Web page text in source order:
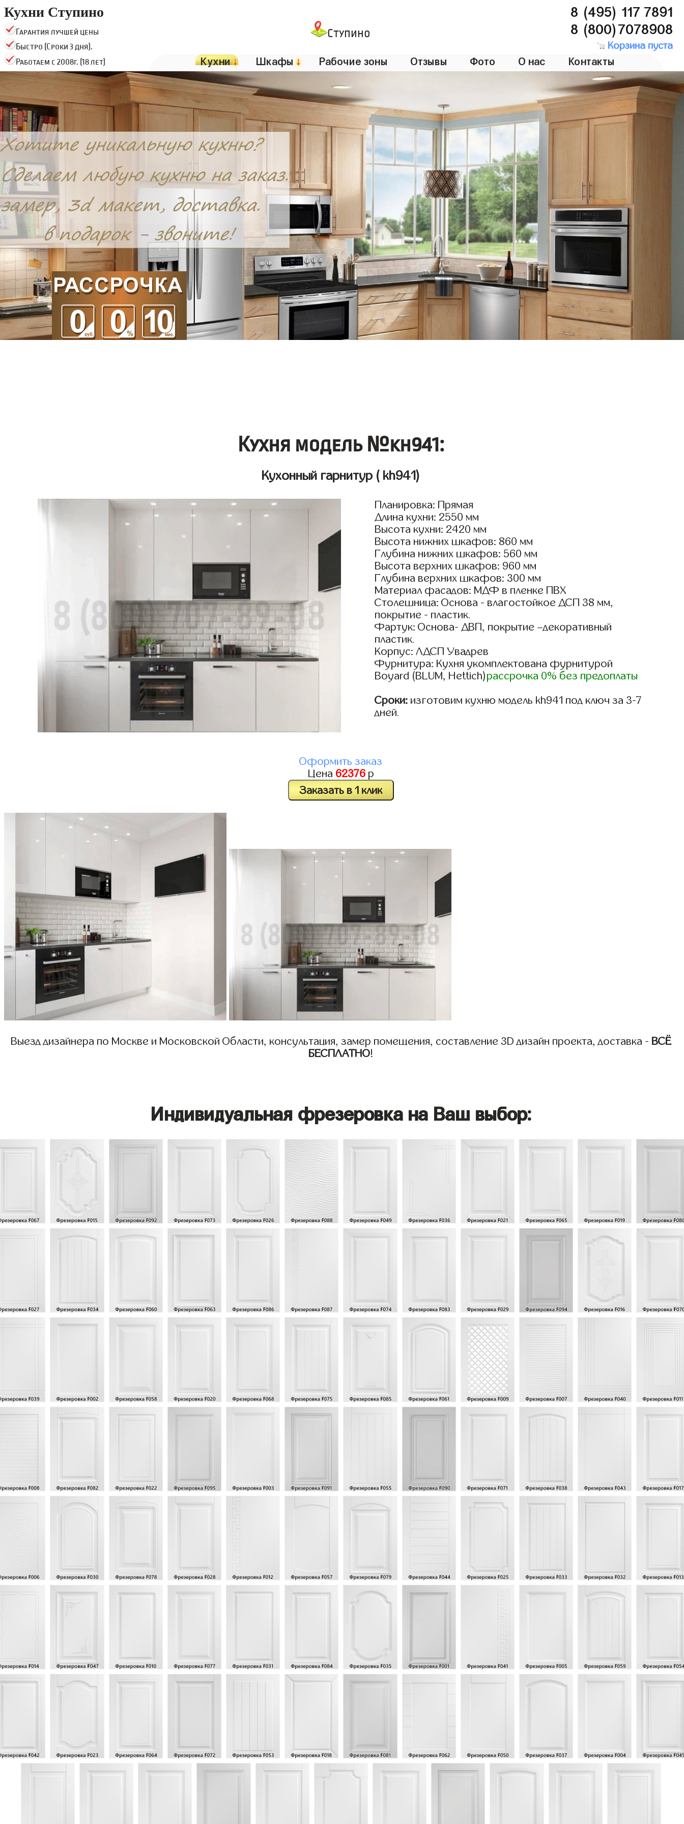
Кухни Ступино
Гарантия лучшей цены
Быстро (Сроки 3 дня).
Работаем с 2008г. (18 лет)
Ступино
8 (495) 117 7891
8 (800)7078908
Корзина пуста
Кухни↓ Шкафы↓ Рабочие зоны Отзывы Фото О нас Контакты
Кухня модель №kh941:
Кухонный гарнитур ( kh941)
Планировка: Прямая
Длина кухни: 2550 мм
Высота кухни: 2420 мм
Высота нижних шкафов: 860 мм
Глубина нижних шкафов: 560 мм
Высота верхних шкафов: 960 мм
Глубина верхних шкафов: 300 мм
Материал фасадов: МДФ в пленке ПВХ
Столешница: Основа - влагостойкое ДСП 38 мм,
покрытие - пластик.
Фартук: Основа- ДВП, покрытие –декоративный
пластик.
Корпус: ЛДСП Увадрев
Фурнитура: Кухня укомплектована фурнитурой
Boyard (BLUM, Hettich)рассрочка 0% без предоплаты
Сроки: изготовим кухню модель kh941 под ключ за 3-7
дней.
Оформить заказ
Цена 62376р
Заказать в 1 клик
Выезд дизайнера по Москве и Московской Области, консультация, замер помещения, составление 3D дизайн проекта, доставка - ВСЁ
БЕСПЛАТНО!
Индивидуальная фрезеровка на Ваш выбор: